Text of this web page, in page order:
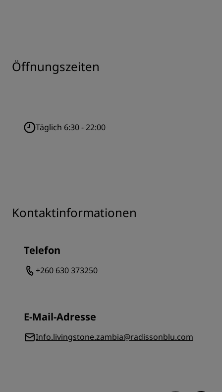
Öffnungszeiten
Täglich 6:30 - 22:00
Kontaktinformationen
Telefon
+260 630 373250
E-Mail-Adresse
Info.livingstone.zambia@radissonblu.com